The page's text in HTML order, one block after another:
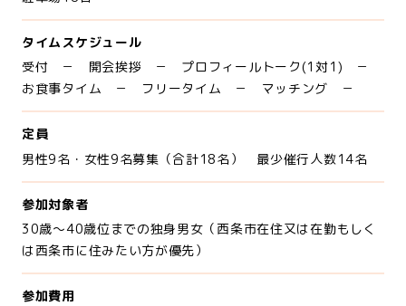
タイムスケジュール
受付 － 開会挨拶 － プロフィールトーク(1対1) －
お食事タイム － フリータイム － マッチング －
定員
男性9名・女性9名募集（合計18名） 最少催行人数14名
参加対象者
30歳～40歳位までの独身男女（西条市在住又は在勤もしく
は西条市に住みたい方が優先）
参加費用